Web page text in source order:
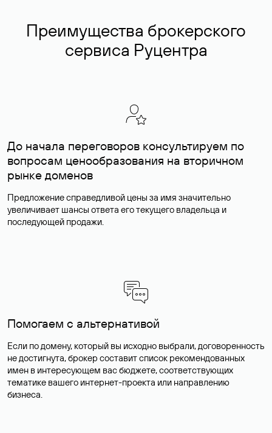
Преимущества брокерского
сервиса Руцентра
До начала переговоров консультируем по
вопросам ценообразования на вторичном
рынке доменов
Предложение справедливой цены за имя значительно
увеличивает шансы ответа его текущего владельца и
последующей продажи.
Помогаем с альтернативой
Если по домену, который вы исходно выбрали, договоренность
не достигнута, брокер составит список рекомендованных
имен в интересующем вас бюджете, соответствующих
тематике вашего интернет-проекта или направлению
бизнеса.